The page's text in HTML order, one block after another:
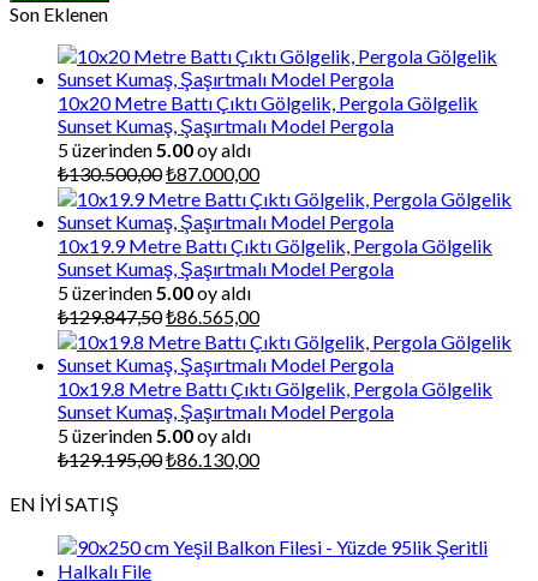
Son Eklenen
10x20 Metre Battı Çıktı Gölgelik, Pergola Gölgelik
Sunset Kumaş, Şaşırtmalı Model Pergola
5 üzerinden5.00oy aldı
₺130.500,00Orijinal
fiyat:
₺130.500,00.
₺87.000,00Şu
andaki
fiyat:
₺87.000,00.
10x19.9 Metre Battı Çıktı Gölgelik, Pergola Gölgelik
Sunset Kumaş, Şaşırtmalı Model Pergola
5 üzerinden5.00oy aldı
₺129.847,50Orijinal
fiyat:
₺129.847,50.
₺86.565,00Şu
andaki
fiyat:
₺86.565,00.
10x19.8 Metre Battı Çıktı Gölgelik, Pergola Gölgelik
Sunset Kumaş, Şaşırtmalı Model Pergola
5 üzerinden5.00oy aldı
₺129.195,00Orijinal
₺86.130,00Şu
EN İYİ SATIŞ